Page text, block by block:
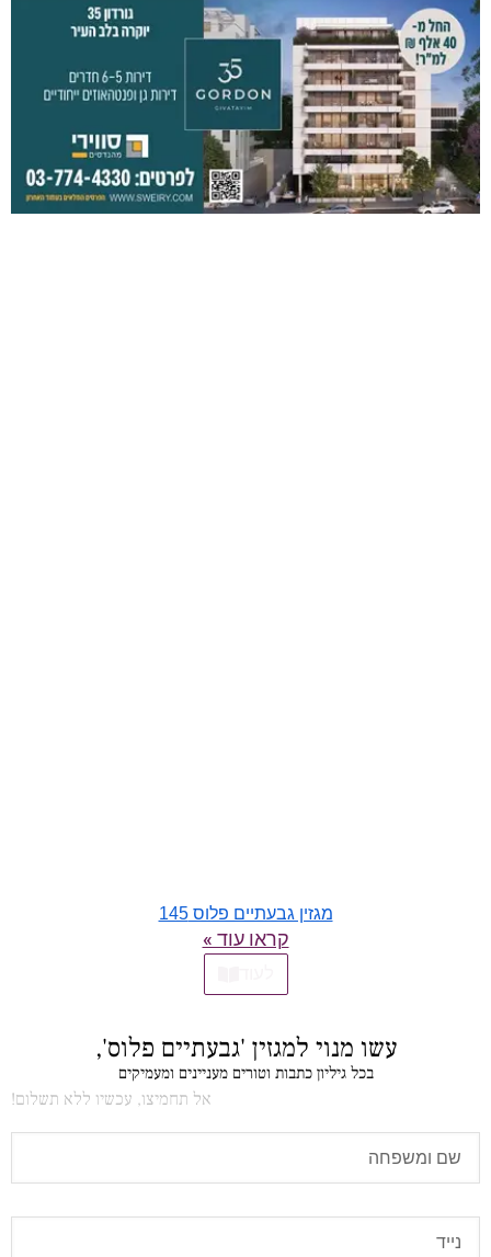
מגזין גבעתיים פלוס 145
קראו עוד »
עשו מנוי למגזין 'גבעתיים פלוס',
בכל גיליון כתבות וטורים מעניינים ומעמיקים
אל תחמיצו, עכשיו ללא תשלום!